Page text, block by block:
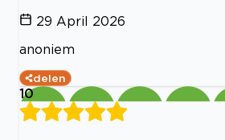
29 April 2026
anoniem
delen
10